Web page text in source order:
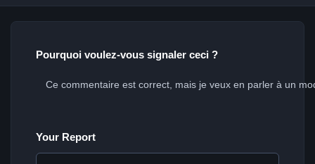
Pourquoi voulez-vous signaler ceci ?
Your Report